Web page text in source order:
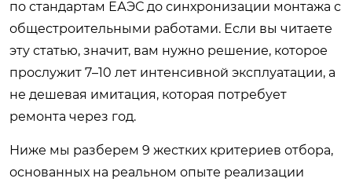
по стандартам ЕАЭС до синхронизации монтажа с
общестроительными работами. Если вы читаете
эту статью, значит, вам нужно решение, которое
прослужит 7–10 лет интенсивной эксплуатации, а
не дешевая имитация, которая потребует
ремонта через год.
Ниже мы разберем 9 жестких критериев отбора,
основанных на реальном опыте реализации